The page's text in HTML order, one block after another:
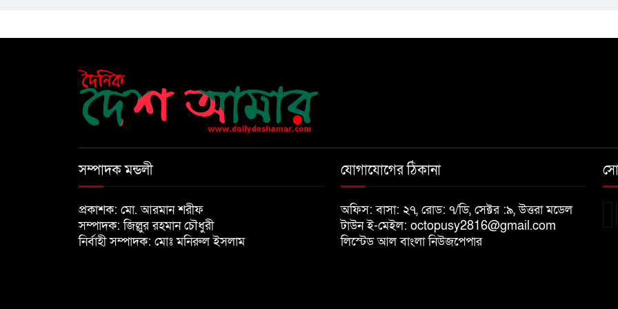
সম্পাদক মন্ডলী
প্রকাশক: মো. আরমান শরীফ
সম্পাদক: জিল্লুর রহমান চৌধুরী
নির্বাহী সম্পাদক: মোঃ মনিরুল ইসলাম
যোগাযোগের ঠিকানা
অফিস: বাসা: ২৭, রোড: ৭/ডি, সেক্টর :৯, উত্তরা মডেল
টাউন ই-মেইল: octopusy2816@gmail.com
লিস্টেড আল বাংলা নিউজপেপার